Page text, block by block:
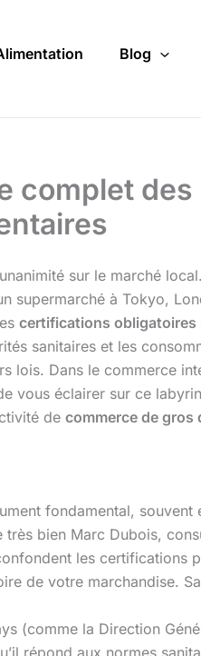
Blog
complet
sur le marché
supermarché à Tokyo,
certifications obligatoires
sanitaires et les
lois. Dans le commerce
vous éclairer sur ce
de commerce de gros
fondamental,
très bien Marc Dubois,
les certifications
de votre marchandise.
la Direction
répond aux normes